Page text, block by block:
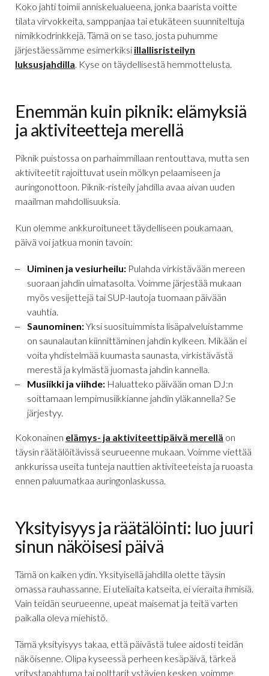
Koko jahti toimii anniskelualueena, jonka baarista voitte
tilata virvokkeita, samppanjaa tai etukäteen suunniteltuja
nimikkodrinkkejä. Tämä on se taso, josta puhumme
järjestäessämme esimerkiksi illallisristeilyn
luksusjahdilla. Kyse on täydellisestä hemmottelusta.
Enemmän kuin piknik: elämyksiä
ja aktiviteetteja merellä
Piknik puistossa on parhaimmillaan rentouttava, mutta sen
aktiviteetit rajoittuvat usein mölkyn pelaamiseen ja
auringonottoon. Piknik-risteily jahdilla avaa aivan uuden
maailman mahdollisuuksia.
Kun olemme ankkuroituneet täydelliseen poukamaan,
päivä voi jatkua monin tavoin:
Uiminen ja vesiurheilu: Pulahda virkistävään mereen
suoraan jahdin uimatasolta. Voimme järjestää mukaan
myös vesijettejä tai SUP-lautoja tuomaan päivään
vauhtia.
Saunominen:Yksi suosituimmista lisäpalveluistamme
on saunalautan kiinnittäminen jahdin kylkeen. Mikään ei
voita yhdistelmää kuumasta saunasta, virkistävästä
merestä ja kylmästä juomasta jahdin kannella.
Musiikki ja viihde: Haluatteko päivään oman DJ:n
soittamaan lempimusiikkianne jahdin yläkannella? Se
järjestyy.
Kokonainen elämys- ja aktiviteettipäivä merellä on
täysin räätälöitävissä seurueenne mukaan. Voimme viettää
ankkurissa useita tunteja nauttien aktiviteeteista ja ruoasta
ennen paluumatkaa auringonlaskussa.
Yksityisyys ja räätälöinti: luo juuri
sinun näköisesi päivä
Tämä on kaiken ydin. Yksityisellä jahdilla olette täysin
omassa rauhassanne. Ei uteliaita katseita, ei vieraita ihmisiä.
Vain teidän seurueenne, upeat maisemat ja teitä varten
paikalla oleva miehistö.
Tämä yksityisyys takaa, että päivästä tulee aidosti teidän
näköisenne. Olipa kyseessä perheen kesäpäivä, tärkeä
yritystapahtuma tai polttarit ystävien kesken, voimme